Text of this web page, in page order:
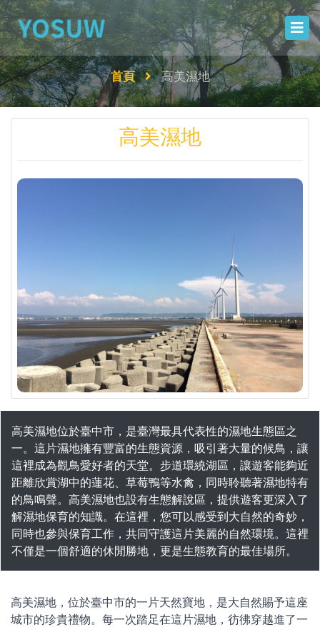
首頁 高美濕地
高美濕地
高美濕地位於臺中市，是臺灣最具代表性的濕地生態區之
一。這片濕地擁有豐富的生態資源，吸引著大量的候鳥，讓
這裡成為觀鳥愛好者的天堂。步道環繞湖區，讓遊客能夠近
距離欣賞湖中的蓮花、草莓鴨等水禽，同時聆聽著濕地特有
的鳥鳴聲。高美濕地也設有生態解說區，提供遊客更深入了
解濕地保育的知識。在這裡，您可以感受到大自然的奇妙，
同時也參與保育工作，共同守護這片美麗的自然環境。這裡
不僅是一個舒適的休閒勝地，更是生態教育的最佳場所。
高美濕地，位於臺中市的一片天然寶地，是大自然賜予這座
城市的珍貴禮物。每一次踏足在這片濕地，彷彿穿越進了一